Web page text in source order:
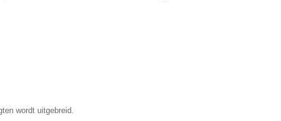
wordt uitgebreid.